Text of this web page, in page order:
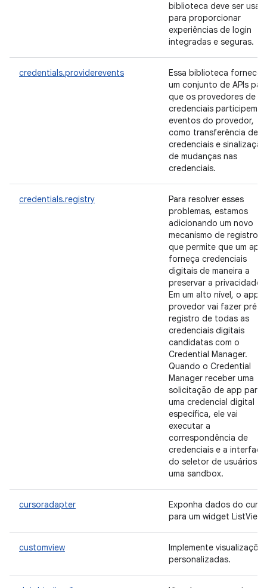
biblioteca deve ser
para proporcionar
experiências de login
integradas e seguras.
credentials.providerevents
Essa biblioteca fornece
um conjunto de APIs
que os provedores de
credenciais participem
eventos do provedor,
como transferência de
credenciais e sinalização
de mudanças nas
credenciais.
credentials.registry
Para resolver esses
problemas, estamos
adicionando um novo
mecanismo de registro
que permite que um app
forneça credenciais
digitais de maneira a
preservar a privacidade.
Em um alto nível, o app
provedor vai fazer pré-
registro de todas as
credenciais digitais
candidatas com o
Credential Manager.
Quando o Credential
Manager receber uma
solicitação de app para
uma credencial digital
específica, ele vai
executar a
correspondência de
credenciais e a interface
do seletor de usuários
uma sandbox.
cursoradapter
Exponha dados do
para um widget ListView.
customview
Implemente visualizações
personalizadas.